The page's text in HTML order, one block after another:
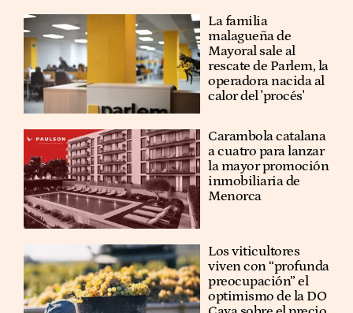
La familia
malagueña de
Mayoral sale al
rescate de Parlem, la
operadora nacida al
calor del 'procés'
Carambola catalana
a cuatro para lanzar
la mayor promoción
inmobiliaria de
Menorca
Los viticultores
viven con “profunda
preocupación” el
optimismo de la DO